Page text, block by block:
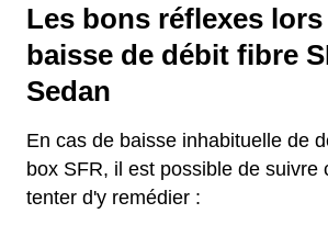
Les bons réflexes
baisse de débit fibre
Sedan
En cas de baisse inhabituelle de
box SFR, il est possible de suivre
tenter d'y remédier :